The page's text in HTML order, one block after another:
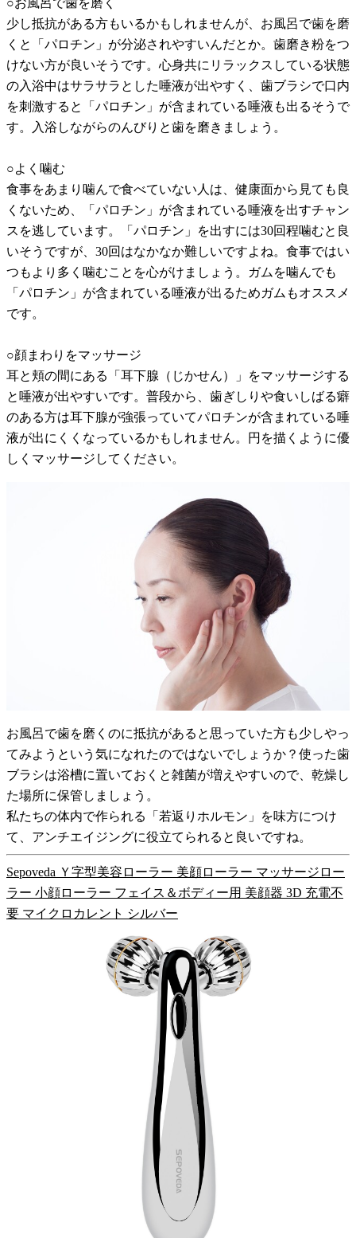
少し抵抗がある方もいるかもしれませんが、お風呂で歯を磨
くと「パロチン」が分泌されやすいんだとか。歯磨き粉をつ
けない方が良いそうです。心身共にリラックスしている状態
の入浴中はサラサラとした唾液が出やすく、歯ブラシで口内
を刺激すると「パロチン」が含まれている唾液も出るそうで
す。入浴しながらのんびりと歯を磨きましょう。
○よく噛む
食事をあまり噛んで食べていない人は、健康面から見ても良
くないため、「パロチン」が含まれている唾液を出すチャン
スを逃しています。「パロチン」を出すには30回程噛むと良
いそうですが、30回はなかなか難しいですよね。食事ではい
つもより多く噛むことを心がけましょう。ガムを噛んでも
「パロチン」が含まれている唾液が出るためガムもオススメ
です。
○顔まわりをマッサージ
耳と頬の間にある「耳下腺（じかせん）」をマッサージする
と唾液が出やすいです。普段から、歯ぎしりや食いしばる癖
のある方は耳下腺が強張っていてパロチンが含まれている唾
液が出にくくなっているかもしれません。円を描くように優
しくマッサージしてください。
お風呂で歯を磨くのに抵抗があると思っていた方も少しやっ
てみようという気になれたのではないでしょうか？使った歯
ブラシは浴槽に置いておくと雑菌が増えやすいので、乾燥し
た場所に保管しましょう。
私たちの体内で作られる「若返りホルモン」を味方につけ
て、アンチエイジングに役立てられると良いですね。
Sepoveda Ｙ字型美容ローラー 美顔ローラー マッサージロー
ラー 小顔ローラー フェイス＆ボディー用 美顔器 3D 充電不
要 マイクロカレント シルバー